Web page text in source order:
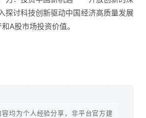
探讨科技创新驱动中国经济高质量发展
A股市场投资价值。
容均为个人经验分享，非平台官方建